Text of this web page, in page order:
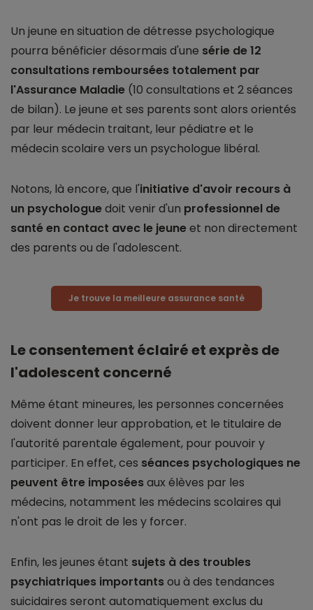
Un jeune en situation de détresse psychologique
pourra bénéficier désormais d'une série de 12
consultations remboursées totalement par
l'Assurance Maladie (10 consultations et 2 séances
de bilan). Le jeune et ses parents sont alors orientés
par leur médecin traitant, leur pédiatre et le
médecin scolaire vers un psychologue libéral.
Notons, là encore, que l'initiative d'avoir recours à
un psychologuedoit venir d'un professionnel de
santé en contact avec le jeuneet non directement
des parents ou de l'adolescent.
Je trouve la meilleure assurance santé
Le consentement éclairé et exprès de
l'adolescent concerné
Même étant mineures, les personnes concernées
doivent donner leur approbation, et le titulaire de
l'autorité parentale également, pour pouvoir y
participer. En effet, ces séances psychologiques ne
peuvent être imposéesaux élèves par les
médecins, notamment les médecins scolaires qui
n'ont pas le droit de les y forcer.
Enfin, les jeunes étant sujets à des troubles
psychiatriques importantsou à des tendances
suicidaires seront automatiquement exclus du